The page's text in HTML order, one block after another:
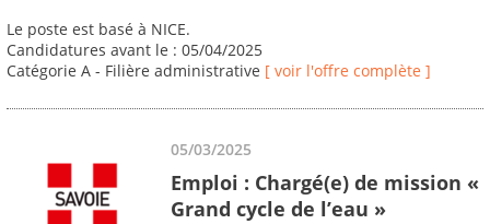
Le poste est basé à NICE.
Candidatures avant le : 05/04/2025
Catégorie A - Filière administrative [ voir l'offre complète ]
05/03/2025
Emploi : Chargé(e) de mission «
Grand cycle de l’eau »